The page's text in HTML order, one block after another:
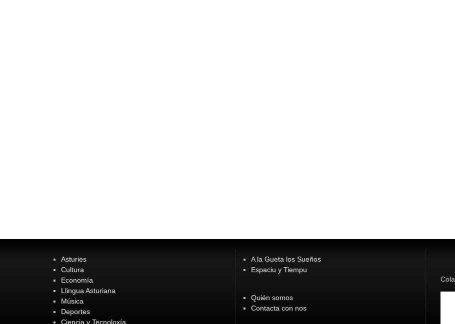
Asturies
Cultura
Economía
Llingua Asturiana
Música
Deportes
Ciencia y Tecnoloxía
A la Gueta los Sueños
Espaciu y Tiempu
Quién somos
Contacta con nos